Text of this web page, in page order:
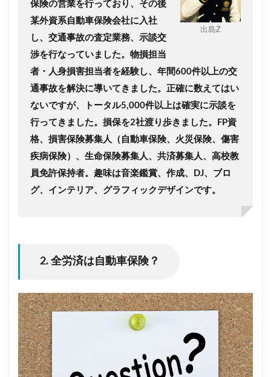
出島Z
保険の営業を行っており、その後
某外資系自動車保険会社に入社
し、交通事故の査定業務、示談交
渉を行なっていました。 物損担当
者・人身損害担当者を経験し、年間600件以上の交
通事故を解決に導いてきました。 正確に数えてはい
ないですが、トータル5,000件以上は確実に示談を
行ってきました。 損保を2社渡り歩きました。
FP資
格、損害保険募集人（自動車保険、火災保険、傷害
疾病保険）、生命保険募集人、共済募集人、高校教
員免許保持者。趣味は音楽鑑賞、作成、DJ、ブロ
グ、インテリア、グラフィックデザインです。
2. 全労済は自動車保険？